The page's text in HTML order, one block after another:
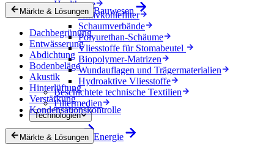
Healthcare
Aktivkohlefilter
Schaumverbände
Polyurethan-Schäume
Vliesstoffe für Stomabeutel
Biopolymer-Matrizen
Wundauflagen und Trägermaterialien
Hydroaktive Vliesstoffe
Beschichtete technische Textilien
Filtermedien
Technologien
Technologien
Märkte & Lösungen Bauwesen
Dachbegrünung
Entwässerung
Abdichtung
Bodenbeläge
Akustik
Hinterlüftung
Verstärkung
Kondensationskontrolle
Märkte & Lösungen Energie